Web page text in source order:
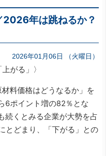
2026年は跳ねるか？
2026年01月06日 （火曜日）
がる」〉
料価格はどうなるか」を
6ポイント増の82％とな
続くとみる企業が大勢を占
とどまり、「下がる」との